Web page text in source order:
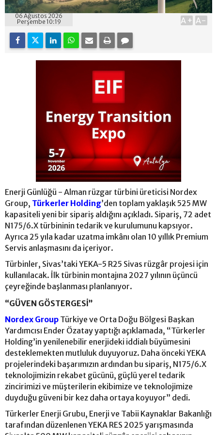
06 Ağustos 2026
Perşembe 10:19
A+ A-
Enerji Günlüğü - Alman rüzgar türbini üreticisi Nordex
Group, Türkerler Holding’den toplam yaklaşık 525 MW
kapasiteli yeni bir sipariş aldığını açıkladı. Sipariş, 72 adet
N175/6.X türbininin tedarik ve kurulumunu kapsıyor.
Ayrıca 25 yıla kadar uzatma imkânı olan 10 yıllık Premium
Servis anlaşmasını da içeriyor.
Türbinler, Sivas’taki YEKA-5 R25 Sivas rüzgâr projesi için
kullanılacak. İlk türbinin montajına 2027 yılının üçüncü
çeyreğinde başlanması planlanıyor.
“GÜVEN GÖSTERGESİ”
Nordex Group Türkiye ve Orta Doğu Bölgesi Başkan
Yardımcısı Ender Özatay yaptığı açıklamada, “Türkerler
Holding’in yenilenebilir enerjideki iddialı büyümesini
desteklemekten mutluluk duyuyoruz. Daha önceki YEKA
projelerindeki başarımızın ardından bu sipariş, N175/6.X
teknolojimizin rekabet gücünü, güçlü yerel tedarik
zincirimizi ve müşterilerin ekibimize ve teknolojimize
duyduğu güveni bir kez daha ortaya koyuyor” dedi.
Türkerler Enerji Grubu, Enerji ve Tabii Kaynaklar Bakanlığı
tarafından düzenlenen YEKA RES 2025 yarışmasında